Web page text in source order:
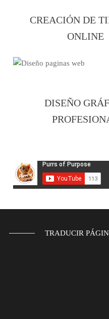
CREACIÓN DE
ONLINE
DISEÑO
TRADUCIR